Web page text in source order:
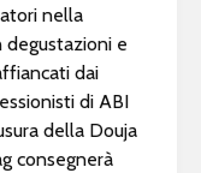
nella
e
dai
di ABI
della Douja
consegnerà